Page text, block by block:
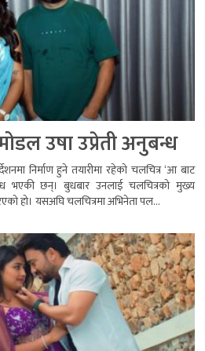
उषा उप्रेती अनुबन्ध
निर्माण हुने तयारीमा रहेको चलचित्र ‘आ बाट
भएकी छन्। बुधबार उनलाई चलचित्रको मुख्य
हो। यसअघि चलचित्रमा अभिनेता पल...